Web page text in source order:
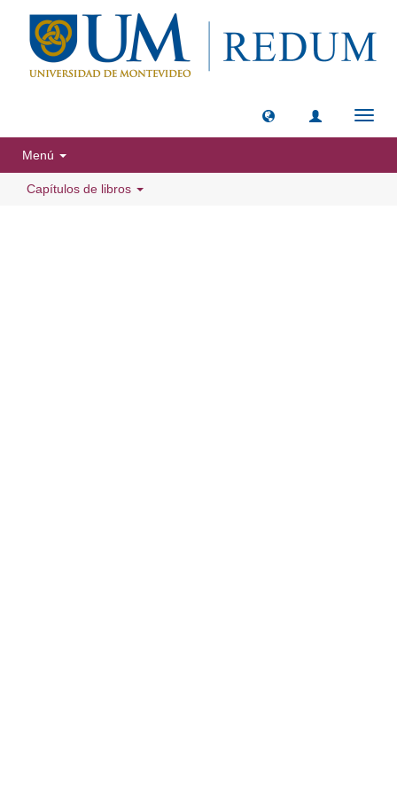
Menú
Capítulos de libros